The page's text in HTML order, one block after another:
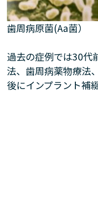
歯周病原菌(Aa菌）
過去の症例では30代
法、歯周病薬物療法
後にインプラント補